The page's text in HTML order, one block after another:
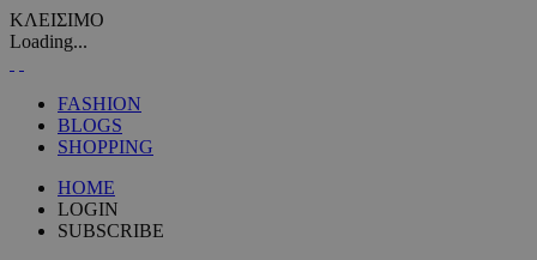
ΚΛΕΙΣΙΜΟ
Loading...
FASHION
BLOGS
SHOPPING
HOME
LOGIN
SUBSCRIBE